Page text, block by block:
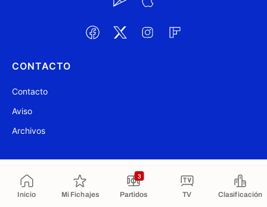
Inicio Mi Fichajes Partidos
3
TV Clasificación
CONTACTO
Contacto
Aviso
Archivos
Copiado al portapapeles